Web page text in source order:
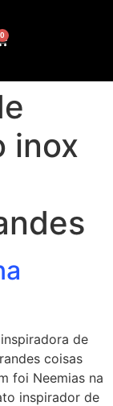
0
inox
de
coisas
foi Neemias na
inspirador de